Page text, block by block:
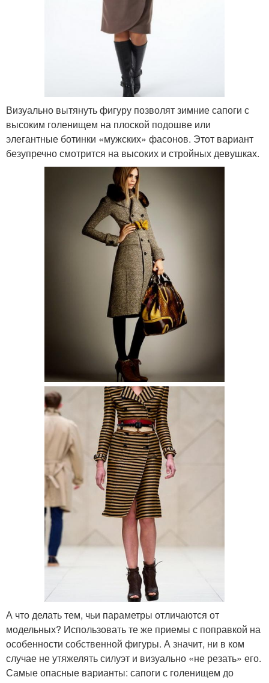
Визуально вытянуть фигуру позволят зимние сапоги с
высоким голенищем на плоской подошве или
элегантные ботинки «мужских» фасонов. Этот вариант
безупречно смотрится на высоких и стройных девушках.
А что делать тем, чьи параметры отличаются от
модельных? Использовать те же приемы с поправкой на
особенности собственной фигуры. А значит, ни в ком
случае не утяжелять силуэт и визуально «не резать» его.
Самые опасные варианты: сапоги с голенищем до